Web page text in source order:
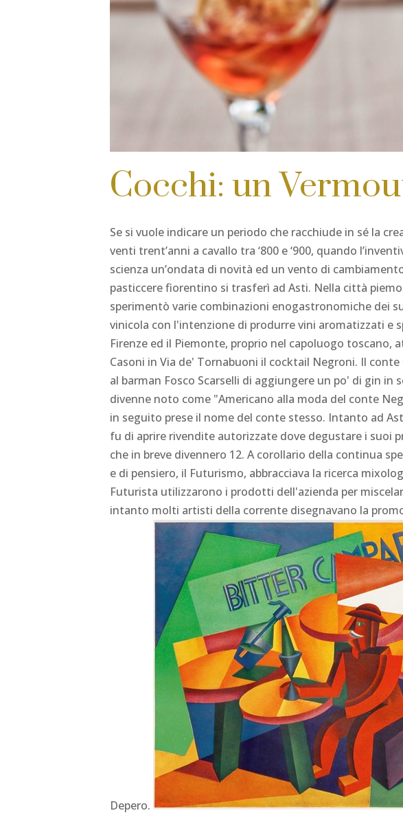
Cocchi: un
Se si vuole indicare un periodo che racchiude in sé la
venti trent’anni a cavallo tra ‘800 e ‘900, quando
scienza un’ondata di novità ed un vento di
pasticcere fiorentino si trasferì ad Asti. Nella città
sperimentò varie combinazioni enogastronomiche dei
vinicola con l'intenzione di produrre vini aromatizzati e
Firenze ed il Piemonte, proprio nel capoluogo toscano,
Casoni in Via de' Tornabuoni il cocktail Negroni. Il
al barman Fosco Scarselli di aggiungere un po' di gin
divenne noto come "Americano alla moda del conte
in seguito prese il nome del conte stesso. Intanto ad
fu di aprire rivendite autorizzate dove degustare i suoi
che in breve divennero 12. A corollario della continua
e di pensiero, il Futurismo, abbracciava la ricerca
Futurista utilizzarono i prodotti dell'azienda per
intanto molti artisti della corrente disegnavano la
Depero.